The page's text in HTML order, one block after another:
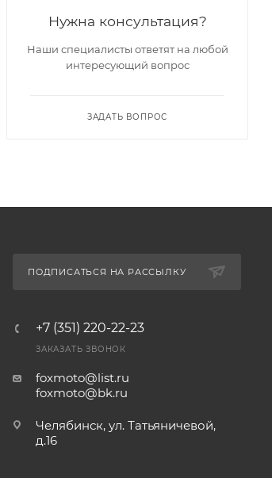
Нужна консультация?
Наши специалисты ответят на любой
интересующий вопрос
ЗАДАТЬ ВОПРОС
ПОДПИСАТЬСЯ НА РАССЫЛКУ
+7 (351) 220-22-23
ЗАКАЗАТЬ ЗВОНОК
foxmoto@list.ru
foxmoto@bk.ru
Челябинск, ул. Татьяничевой,
д.16